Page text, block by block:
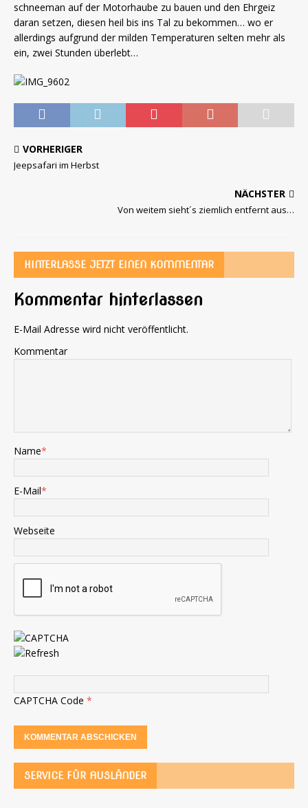
schneeman auf der Motorhaube zu bauen und den Ehrgeiz
daran setzen, diesen heil bis ins Tal zu bekommen… wo er
allerdings aufgrund der milden Temperaturen selten mehr als
ein, zwei Stunden überlebt…
VORHERIGER
Jeepsafari im Herbst
NÄCHSTER
Von weitem sieht´s ziemlich entfernt aus…
HINTERLASSE JETZT EINEN KOMMENTAR
Kommentar hinterlassen
E-Mail Adresse wird nicht veröffentlicht.
Kommentar
Name*
E-Mail*
Webseite
CAPTCHA Code *
SERVICE FÜR AUSLÄNDER